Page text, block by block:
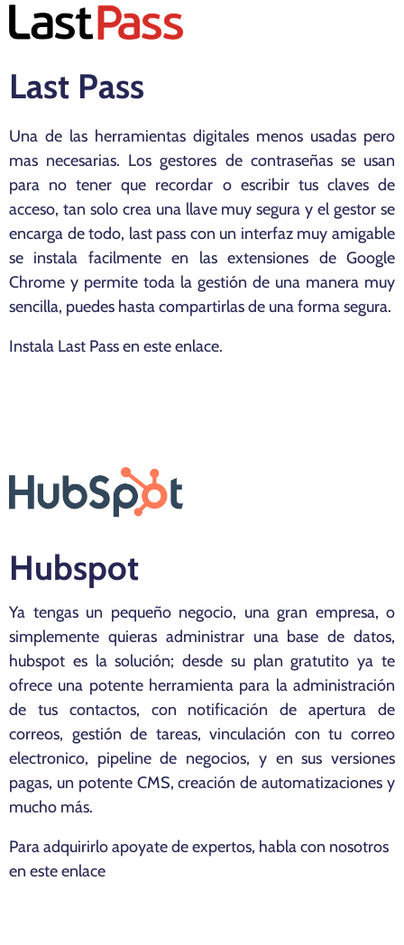
Last Pass
Una de las herramientas digitales menos usadas pero
mas necesarias. Los gestores de contraseñas se usan
para no tener que recordar o escribir tus claves de
acceso, tan solo crea una llave muy segura y el gestor se
encarga de todo, last pass con un interfaz muy amigable
se instala facilmente en las extensiones de Google
Chrome y permite toda la gestión de una manera muy
sencilla, puedes hasta compartirlas de una forma segura.
Instala Last Pass en este enlace.
Hubspot
Ya tengas un pequeño negocio, una gran empresa, o
simplemente quieras administrar una base de datos,
hubspot es la solución; desde su plan gratutito ya te
ofrece una potente herramienta para la administración
de tus contactos, con notificación de apertura de
correos, gestión de tareas, vinculación con tu correo
electronico, pipeline de negocios, y en sus versiones
pagas, un potente CMS, creación de automatizaciones y
mucho más.
Para adquirirlo apoyate de expertos, habla con nosotros
en este enlace